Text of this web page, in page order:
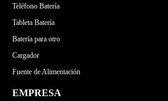
Teléfono Batería
Tableta Batería
Batería para otro
Cargador
Fuente de Alimentación
EMPRESA